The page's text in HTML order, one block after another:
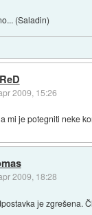
(Saladin)
2009, 15:26
mi je potegniti neke
2009, 18:28
je zgrešena.